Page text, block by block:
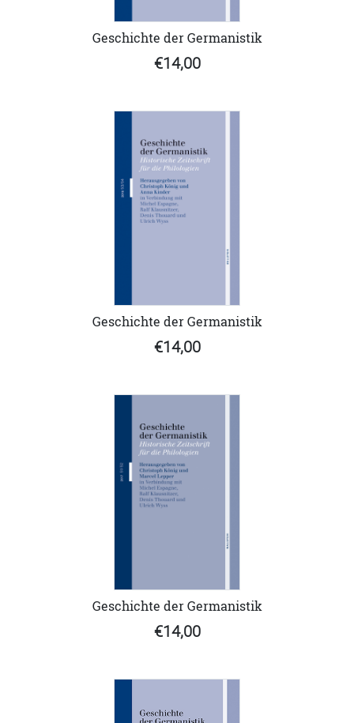
Geschichte der Germanistik
€14,00
Geschichte der Germanistik
€14,00
Geschichte der Germanistik
€14,00